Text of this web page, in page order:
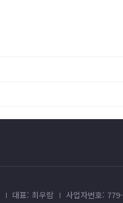
대표: 최우람
사업자번호: